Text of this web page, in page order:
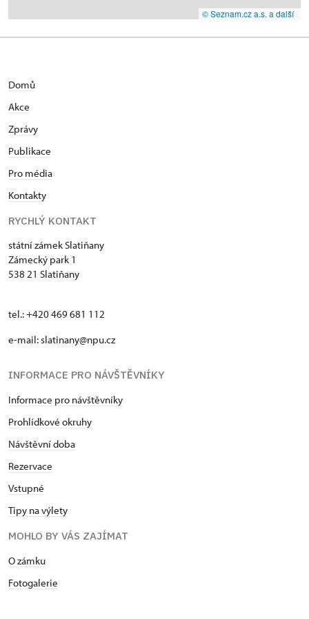
© Seznam.cz a.s. a další
Domů
Akce
Zprávy
Publikace
Pro média
Kontakty
RYCHLÝ KONTAKT
státní zámek Slatiňany
Zámecký park 1
538 21 Slatiňany
tel.: +420 469 681 112
e-mail: slatinany@npu.cz
INFORMACE PRO NÁVŠTĚVNÍKY
Informace pro návštěvníky
Prohlídkové okruhy
Návštěvní doba
Rezervace
Vstupné
Tipy na výlety
MOHLO BY VÁS ZAJÍMAT
O zámku
Fotogalerie